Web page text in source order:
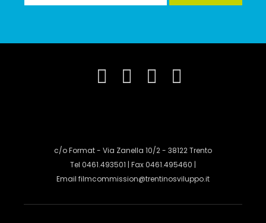
c/o Format - Via Zanella 10/2 - 38122 Trento
Tel 0461.493501 | Fax 0461.495460 |
Email filmcommission@trentinosviluppo.it